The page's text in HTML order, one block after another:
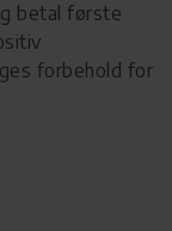
betal første
forbehold for